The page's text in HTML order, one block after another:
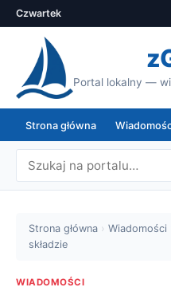
Czwartek
Portal lokalny —
Strona główna
Strona główna › Wiadomości
składzie
WIADOMOŚCI